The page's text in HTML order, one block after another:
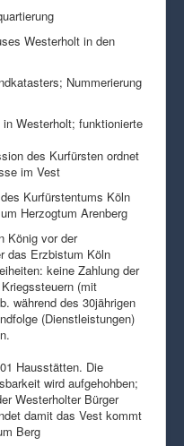
Westerholt in den
Nummerierung
Westerholt; funktionierte
des Kurfürsten ordnet
im Vest
Kurfürstentums Köln
Herzogtum Arenberg
König vor der
das Erzbistum Köln
keine Zahlung der
(mit
während des 30jährigen
(Dienstleistungen)
Hausstätten. Die
wird aufgehohben;
Westerholter Bürger
damit das Vest kommt
Berg